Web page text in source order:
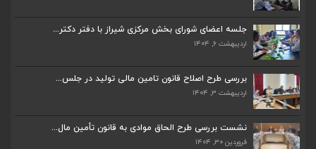
جلسه اعضای شورای بخش مرکزی شیراز با دفتر دکتر...
اردیبهشت ۶, ۱۴۰۴
بررسی طرح اصلاح قانون تامین مالی تولید در جلس...
اردیبهشت ۳, ۱۴۰۴
نشست بررسی طرح الحاق موادی به قانون تأمین مال...
فروردین ۳۰, ۱۴۰۴
بررسی چالش‌های آبرسانی در شیراز و زرقان در جل...
جلسه اعضای شورای بخش مرکزی شیراز با دفتر دکتر...
اردیبهشت ۶, ۱۴۰۴
پیگیری دکتر قادری و سایر نمایندگان شیراز ارتق...
اردیبهشت ۲۳, ۱۴۰۴